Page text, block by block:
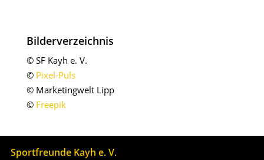
Bilderverzeichnis
© SF Kayh e. V.
© Pixel-Puls
© Marketingwelt Lipp
© Freepik
Sportfreunde Kayh e. V.